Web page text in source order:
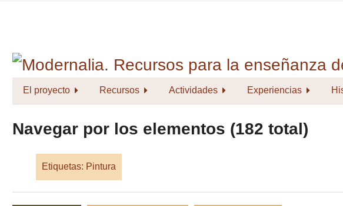
El proyecto Recursos Actividades Experiencias
Navegar por los elementos (182 total)
Etiquetas: Pintura